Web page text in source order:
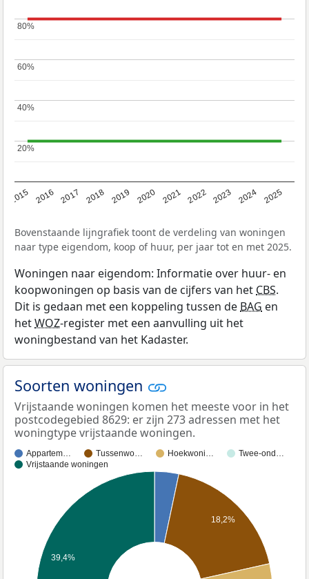
2015 2016 2017 2018 2019 2020 2021 2022 2023 2024 2025
20%
20%
40%
40%
60%
60%
80%
80%
Bovenstaande lijngrafiek toont de verdeling van woningen
naar type eigendom, koop of huur, per jaar tot en met 2025.
Woningen naar eigendom: Informatie over huur- en
koopwoningen op basis van de cijfers van het CBS.
Dit is gedaan met een koppeling tussen de BAG en
hetWOZ-register met een aanvulling uit het
woningbestand van het Kadaster.
Soorten woningen
Vrijstaande woningen komen het meeste voor in het
postcodegebied 8629: er zijn 273 adressen met het
woningtype vrijstaande woningen.
Appartem… Tussenwo… Hoekwoni…
Twee-ond…
Vrijstaande woningen
18,2%
39,4%